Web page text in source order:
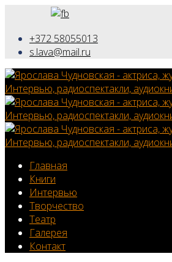
+372 58055013
s.lava@mail.ru
Главная
Книги
Интервью
Творчество
Театр
Галерея
Контакт